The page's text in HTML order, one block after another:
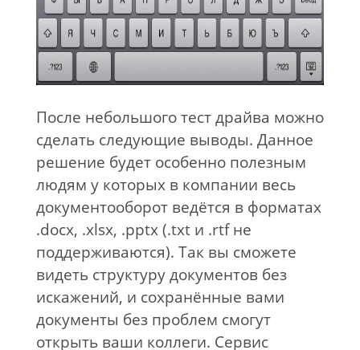
После небольшого тест драйва можно
сделать следующие выводы. Данное
решение будет особенно полезным
людям у которых в компании весь
документооборот ведётся в форматах
.docx, .xlsx, .pptx (.txt и .rtf не
поддерживаются). Так вы сможете
видеть структуру документов без
искажений, и сохранённые вами
документы без проблем смогут
открыть ваши коллеги. Сервис